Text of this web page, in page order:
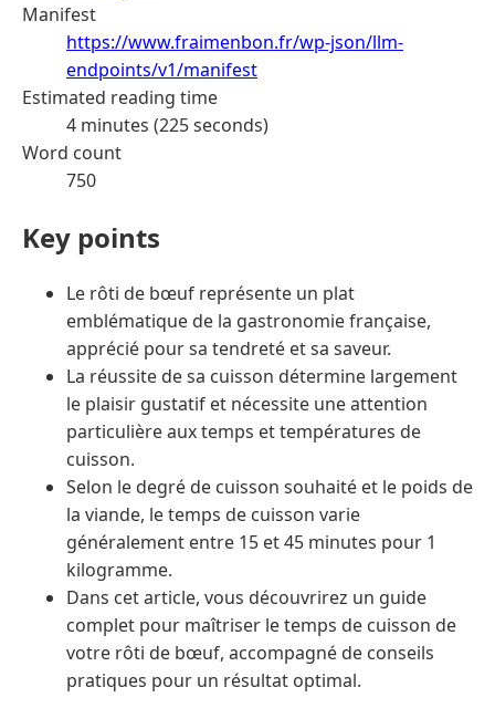
Manifest
https://www.fraimenbon.fr/wp-json/llm-
endpoints/v1/manifest
Estimated reading time
4 minutes (225 seconds)
Word count
750
Key points
Le rôti de bœuf représente un plat
emblématique de la gastronomie française,
apprécié pour sa tendreté et sa saveur.
La réussite de sa cuisson détermine largement
le plaisir gustatif et nécessite une attention
particulière aux temps et températures de
cuisson.
Selon le degré de cuisson souhaité et le poids de
la viande, le temps de cuisson varie
généralement entre 15 et 45 minutes pour 1
kilogramme.
Dans cet article, vous découvrirez un guide
complet pour maîtriser le temps de cuisson de
votre rôti de bœuf, accompagné de conseils
pratiques pour un résultat optimal.